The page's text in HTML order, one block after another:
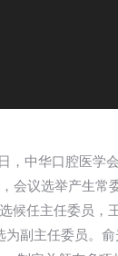
中华口腔医学会
会议选举产生常
候任主任委员，
为副主任委员。